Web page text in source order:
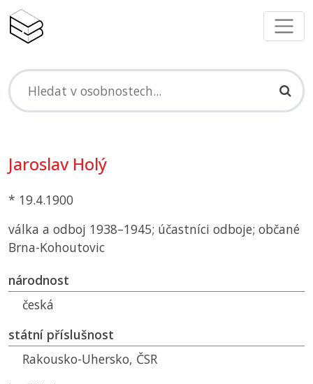
Jaroslav Holý
* 19.4.1900
válka a odboj 1938–1945; účastníci odboje; občané
Brna-Kohoutovic
národnost
česká
státní příslušnost
Rakousko-Uhersko, ČSR